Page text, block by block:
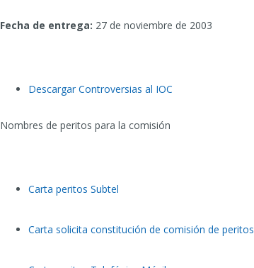
Fecha de entrega: 27 de noviembre de 2003
Descargar Controversias al IOC
Nombres de peritos para la comisión
Carta peritos Subtel
Carta solicita constitución de comisión de peritos